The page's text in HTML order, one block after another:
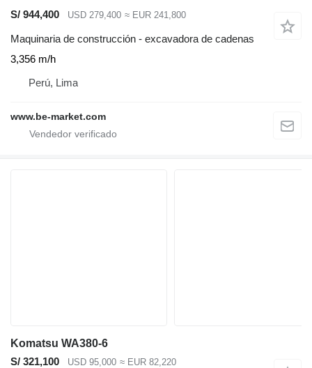
S/ 944,400
USD 279,400 ≈ EUR 241,800
Maquinaria de construcción - excavadora de cadenas
3,356 m/h
Perú, Lima
www.be-market.com
Komatsu WA380-6
S/ 321,100
USD 95,000 ≈ EUR 82,220